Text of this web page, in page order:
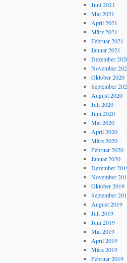
Juni 2021
Mai 2021
April 2021
März 2021
Februar 2021
Januar 2021
Dezember
November
Oktober 2020
September
August 2020
Juli 2020
Juni 2020
Mai 2020
April 2020
März 2020
Februar 2020
Januar 2020
Dezember
November
Oktober 2019
September
August 2019
Juli 2019
Juni 2019
Mai 2019
April 2019
März 2019
Februar 2019